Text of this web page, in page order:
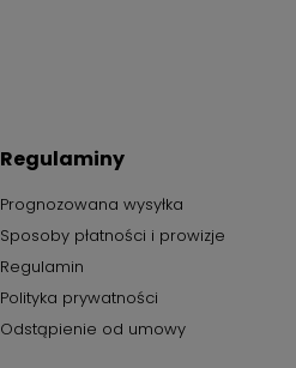
Regulaminy
Prognozowana wysyłka
Sposoby płatności i prowizje
Regulamin
Polityka prywatności
Odstąpienie od umowy